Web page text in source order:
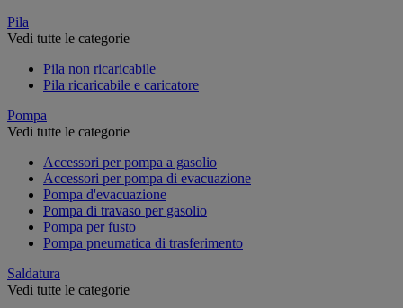
Pila
Vedi tutte le categorie
Pila non ricaricabile
Pila ricaricabile e caricatore
Pompa
Vedi tutte le categorie
Accessori per pompa a gasolio
Accessori per pompa di evacuazione
Pompa d'evacuazione
Pompa di travaso per gasolio
Pompa per fusto
Pompa pneumatica di trasferimento
Saldatura
Vedi tutte le categorie